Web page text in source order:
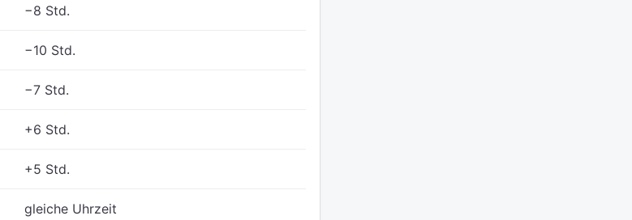
−8 Std.
−10 Std.
−7 Std.
+6 Std.
+5 Std.
gleiche Uhrzeit